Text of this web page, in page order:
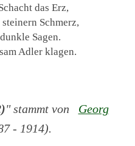
das Erz,
Schmerz,
Sagen.
Adler klagen.
" stammt von
Georg
- 1914).